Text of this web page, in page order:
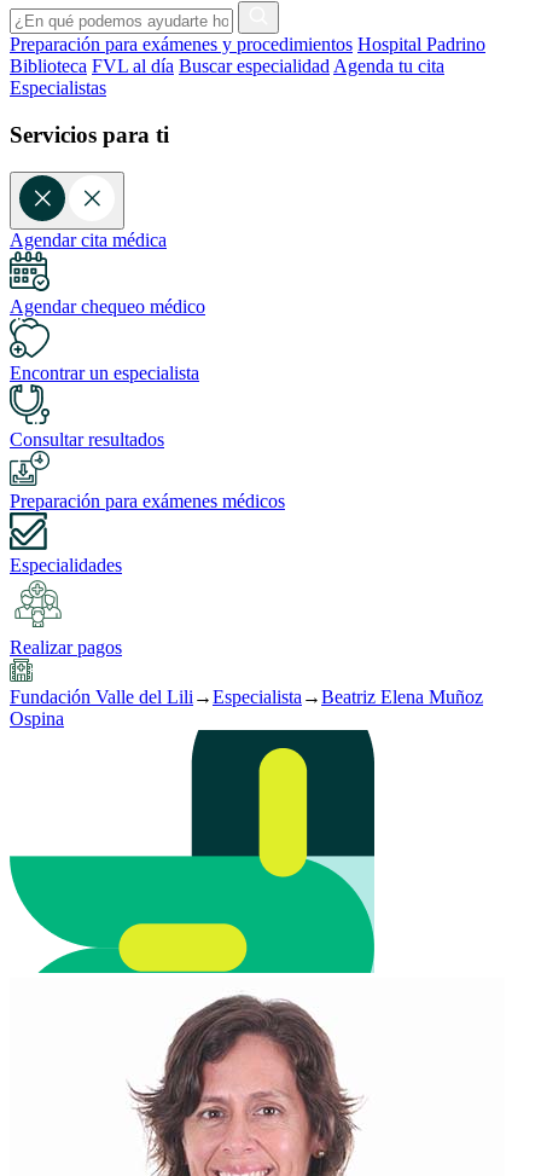
Preparación para exámenes y procedimientos Hospital Padrino
Biblioteca FVL al día Buscar especialidad Agenda tu cita
Especialistas
Servicios para ti
Agendar cita médica
Agendar chequeo médico
Encontrar un especialista
Consultar resultados
Preparación para exámenes médicos
Especialidades
Realizar pagos
Fundación Valle del Lili →Especialista →Beatriz Elena Muñoz
Ospina